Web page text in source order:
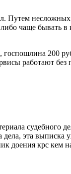
несложных
чаще бывать
200
работают
судебного
эта выписка
доения крс кем